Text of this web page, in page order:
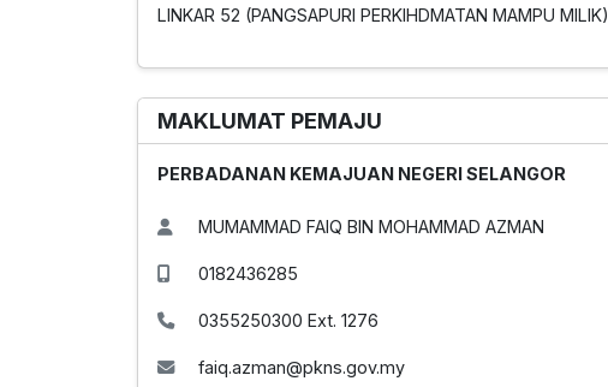
LINKAR 52 (PANGSAPURI PERKIHDMATAN MAMPU MILIK)
MAKLUMAT PEMAJU
PERBADANAN KEMAJUAN NEGERI SELANGOR
MUMAMMAD FAIQ BIN MOHAMMAD AZMAN
0182436285
0355250300 Ext. 1276
faiq.azman@pkns.gov.my